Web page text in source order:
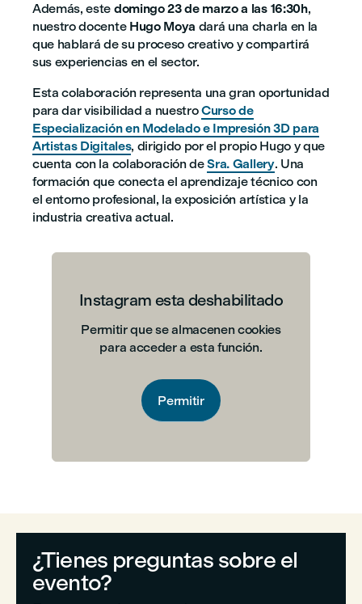
Además, este domingo 23 de marzo a las 16:30h,
nuestro docente Hugo Moya dará una charla en la
que hablará de su proceso creativo y compartirá
sus experiencias en el sector.
Esta colaboración representa una gran oportunidad
para dar visibilidad a nuestroCurso de
Especialización en Modelado e Impresión 3D para
Artistas Digitales, dirigido por el propio Hugo y que
cuenta con la colaboración deSra. Gallery. Una
formación que conecta el aprendizaje técnico con
el entorno profesional, la exposición artística y la
industria creativa actual.
Instagram esta deshabilitado
Permitir que se almacenen cookies
para acceder a esta función.
Permitir
¿Tienes preguntas sobre el
evento?